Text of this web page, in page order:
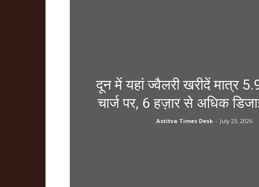
दून में यहां ज्वैलरी खरीदें मात्र
चार्ज पर, 6 हज़ार से अधिक
Astitva Times Desk - July 23, 2026